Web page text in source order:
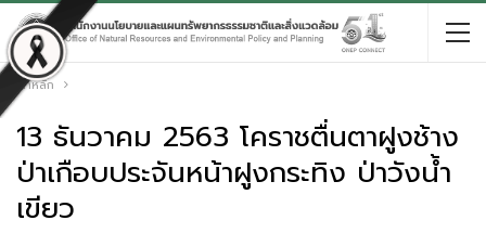
หน้าหลัก
13 ธันวาคม 2563 โคราชตื่นตาฝูงช้าง
ป่าเกือบประจันหน้าฝูงกระทิง ป่าวังน้ำ
เขียว